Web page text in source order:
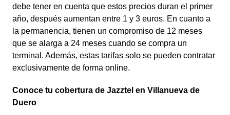
debe tener en cuenta que estos precios duran el primer
año, después aumentan entre 1 y 3 euros. En cuanto a
la permanencia, tienen un compromiso de 12 meses
que se alarga a 24 meses cuando se compra un
terminal. Además, estas tarifas solo se pueden contratar
exclusivamente de forma online.
Conoce tu cobertura de Jazztel en Villanueva de
Duero